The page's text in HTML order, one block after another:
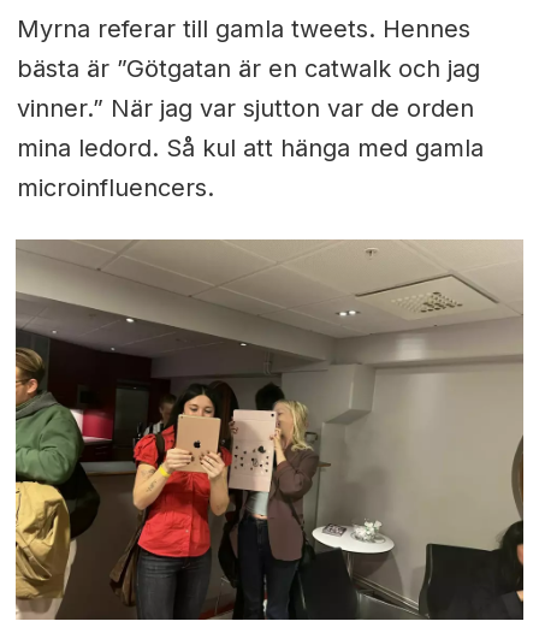
Myrna referar till gamla tweets. Hennes
bästa är ”Götgatan är en catwalk och jag
vinner.” När jag var sjutton var de orden
mina ledord. Så kul att hänga med gamla
microinfluencers.